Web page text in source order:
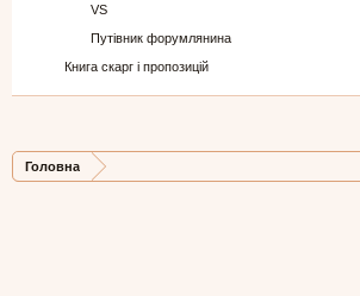
VS
Путівник форумлянина
Книга скарг і пропозицій
Головна